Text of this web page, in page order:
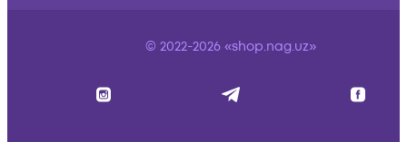
© 2022-2026 «shop.nag.uz»